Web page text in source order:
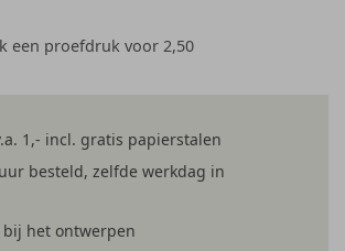
een proefdruk voor 2,50
1,- incl. gratis papierstalen
besteld, zelfde werkdag in
het ontwerpen